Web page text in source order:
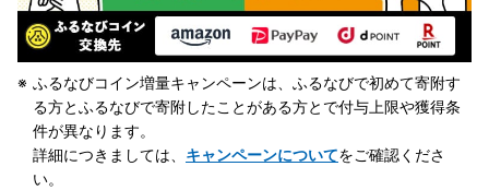
ふるなびコイン増量キャンペーンは、ふるなびで初めて寄附す
る方とふるなびで寄附したことがある方とで付与上限や獲得条
件が異なります。
詳細につきましては、 キャンペーンについてをご確認くださ
い。